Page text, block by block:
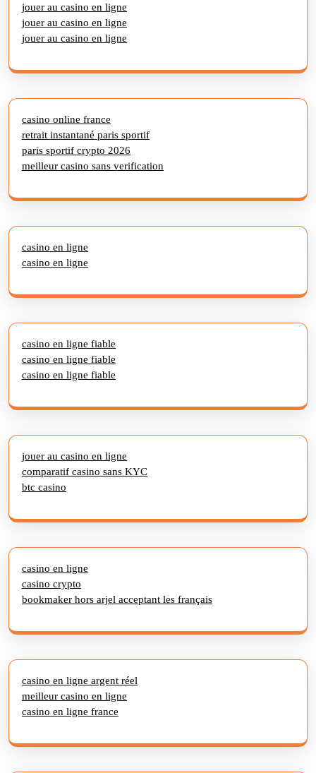
jouer au casino en ligne
jouer au casino en ligne
jouer au casino en ligne
casino online france
retrait instantané paris sportif
paris sportif crypto 2026
meilleur casino sans verification
casino en ligne
casino en ligne
casino en ligne fiable
casino en ligne fiable
casino en ligne fiable
jouer au casino en ligne
comparatif casino sans KYC
btc casino
casino en ligne
casino crypto
bookmaker hors arjel acceptant les français
casino en ligne argent réel
meilleur casino en ligne
casino en ligne france